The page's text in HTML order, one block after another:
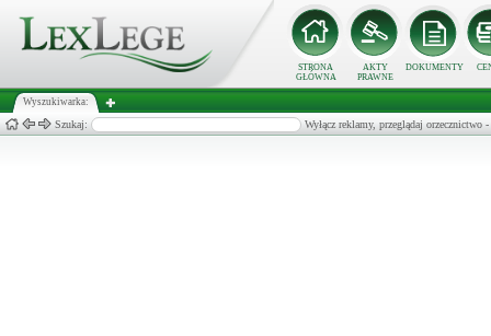
STRONA
GŁÓWNA
AKTY
PRAWNE
DOKUMENTY
Wyszukiwarka:
Szukaj: Wyłącz reklamy, przeglądaj